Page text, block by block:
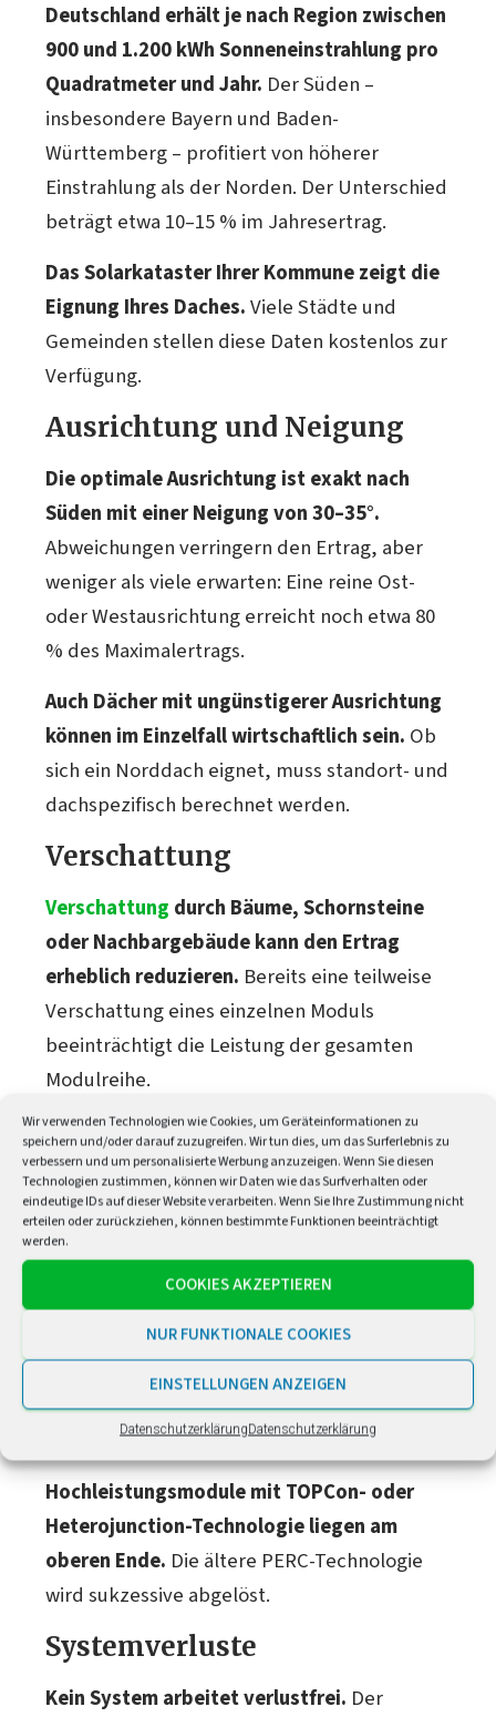
Wir verwenden Technologien wie Cookies, um Geräteinformationen zu
speichern und/oder darauf zuzugreifen. Wir tun dies, um das Surferlebnis zu
verbessern und um personalisierte Werbung anzuzeigen. Wenn Sie diesen
Technologien zustimmen, können wir Daten wie das Surfverhalten oder
eindeutige IDs auf dieser Website verarbeiten. Wenn Sie Ihre Zustimmung nicht
erteilen oder zurückziehen, können bestimmte Funktionen beeinträchtigt
werden.
COOKIES AKZEPTIEREN
NUR FUNKTIONALE COOKIES
EINSTELLUNGEN ANZEIGEN
DatenschutzerklärungDatenschutzerklärung
Deutschland erhält je nach Region zwischen
900 und 1.200 kWh Sonneneinstrahlung pro
Quadratmeter und Jahr. Der Süden –
insbesondere Bayern und Baden-
Württemberg – profitiert von höherer
Einstrahlung als der Norden. Der Unterschied
beträgt etwa 10–15 % im Jahresertrag.
Das Solarkataster Ihrer Kommune zeigt die
Eignung Ihres Daches.Viele Städte und
Gemeinden stellen diese Daten kostenlos zur
Verfügung.
Ausrichtung und Neigung
Die optimale Ausrichtung ist exakt nach
Süden mit einer Neigung von 30–35°.
Abweichungen verringern den Ertrag, aber
weniger als viele erwarten: Eine reine Ost-
oder Westausrichtung erreicht noch etwa 80
% des Maximalertrags.
Auch Dächer mit ungünstigerer Ausrichtung
können im Einzelfall wirtschaftlich sein. Ob
sich ein Norddach eignet, muss standort- und
dachspezifisch berechnet werden.
Verschattung
Verschattung durch Bäume, Schornsteine
oder Nachbargebäude kann den Ertrag
erheblich reduzieren. Bereits eine teilweise
Verschattung eines einzelnen Moduls
beeinträchtigt die Leistung der gesamten
Modulreihe.
Leistungsoptimiererminimieren dieses
Problem.Sie entkoppeln verschattete
Module vom Rest der Anlage.
Modulqualität und
Wirkungsgrad
Modulwirkungsgradbestimmt, wie viel
Sonnenergie in Strom umgewandelt wird.
Moderne monokristalline Module erreichen
2026 Wirkungsgrade von 21–24 %.
Hochleistungsmodule mit TOPCon- oder
Heterojunction-Technologie liegen am
oberen Ende. Die ältere PERC-Technologie
wird sukzessive abgelöst.
Systemverluste
Kein System arbeitet verlustfrei. Der